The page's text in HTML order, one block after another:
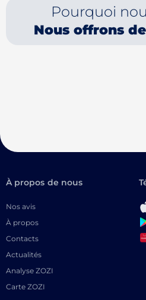
Pourquoi
Nous offrons
À propos de nous
Nos avis
À propos
Contacts
Actualités
Analyse ZOZI
Carte ZOZI